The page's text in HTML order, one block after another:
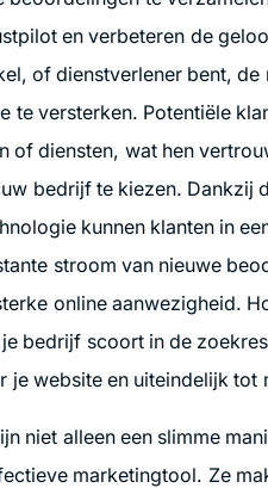
en verbeteren de
of dienstverlener bent, de
te versterken. Potentiële
of diensten, wat hen
bedrijf te kiezen. Dankzij
kunnen klanten in
stroom van nieuwe
online aanwezigheid.
bedrijf scoort in de
website en uiteindelijk tot
niet alleen een slimme
marketingtool. Ze